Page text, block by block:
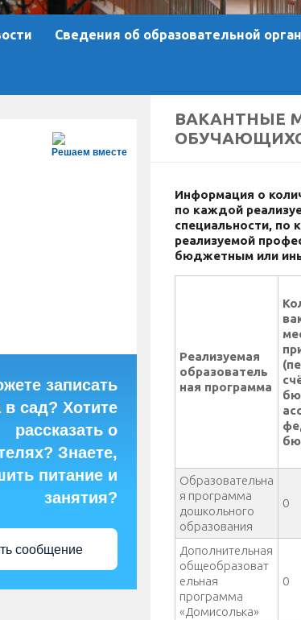
Сведения об образовательной
ВАКАНТНЫЕ
Информация о
по каждой
специальности, по
реализуемой
бюджетным или
Реализуемая
образователь
ная программа
Образовательна
я программа
дошкольного
образования
0
Дополнительная
общеобразоват
ельная
программа
«Домисолька»
0
Решаем вместе
записать
в сад? Хотите
рассказать о
Знаете,
питание и
занятия?
сообщение